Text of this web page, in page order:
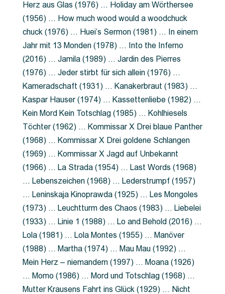
Herz aus Glas (1976) … Holiday am Wörthersee
(1956) … How much wood would a woodchuck
chuck (1976) … Huei’s Sermon (1981) … In einem
Jahr mit 13 Monden (1978) … Into the Inferno
(2016) … Jamila (1989) … Jardin des Pierres
(1976) … Jeder stirbt für sich allein (1976) …
Kameradschaft (1931) … Kanakerbraut (1983) …
Kaspar Hauser (1974) … Kassettenliebe (1982) …
Kein Mord Kein Totschlag (1985) … Kohlhiesels
Töchter (1962) … Kommissar X Drei blaue Panther
(1968) … Kommissar X Drei goldene Schlangen
(1969) … Kommissar X Jagd auf Unbekannt
(1966) … La Strada (1954) … Last Words (1968)
… Lebenszeichen (1968) … Lederstrumpf (1957)
… Leninskaja Kinoprawda (1925) … Les Mongoles
(1973) … Leuchtturm des Chaos (1983) … Liebelei
(1933) … Linie 1 (1988) … Lo and Behold (2016) …
Lola (1981) … Lola Montes (1955) … Manöver
(1988) … Martha (1974) … Mau Mau (1992) …
Mein Herz – niemandem (1997) … Moana (1926)
… Momo (1986) … Mord und Totschlag (1968) …
Mutter Krausens Fahrt ins Glück (1929) … Nicht